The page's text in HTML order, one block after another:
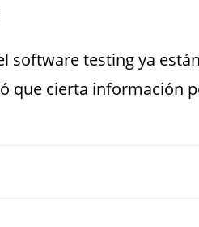
software testing ya
que cierta información